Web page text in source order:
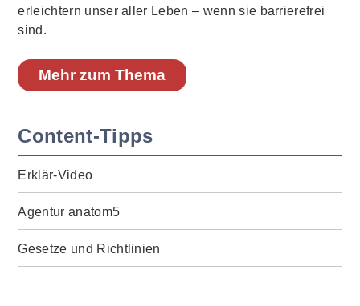
erleichtern unser aller Leben – wenn sie barrierefrei
sind.
Mehr zum Thema
Content-Tipps
Erklär-Video
Agentur anatom5
Gesetze und Richtlinien